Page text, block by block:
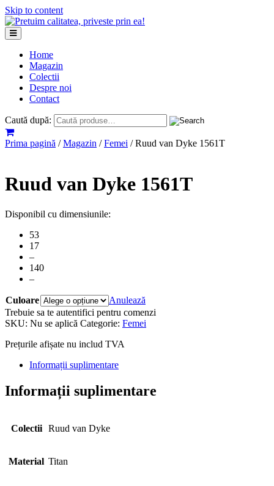
Skip to content
Home
Magazin
Colectii
Despre noi
Contact
Caută după:
Prima pagină /Magazin /Femei / Ruud van Dyke 1561T
Ruud van Dyke 1561T
Disponibil cu dimensiunile:
53
17
–
140
–
Culoare
Anulează
Trebuie sa te autentifici pentru comenzi
SKU: Nu se aplică Categorie: Femei
Prețurile afișate nu includ TVA
Informații suplimentare
Informații suplimentare
Colectii Ruud van Dyke
Material Titan